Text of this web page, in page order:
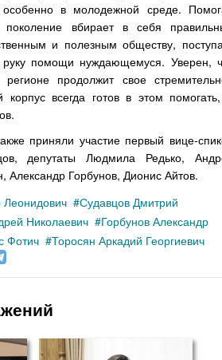
в молодежной среде.
вбирает в себя
и полезным обществу,
руку помощи нуждающемуся. Уверен,
продолжит свое
корпус всегда готов в этом
приняли участие первый вице-
депутаты Людмила Редько,
Горбунов, Дионис Айтов.
Леонидович
Судавцов Дмитрий
Николаевич
Горбунов Александр
Фотич Торосян Аркадий Георгиевич